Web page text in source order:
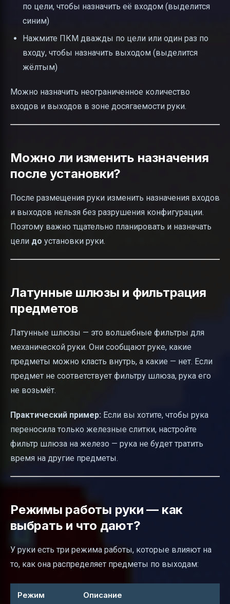
по цели, чтобы назначить её входом (выделится
синим)
Нажмите ПКМ дважды по цели или один раз по
входу, чтобы назначить выходом (выделится
жёлтым)
Можно назначить неограниченное количество
входов и выходов в зоне досягаемости руки.
Можно ли изменить назначения
после установки?
После размещения руки изменить назначения входов
и выходов нельзя без разрушения конфигурации.
Поэтому важно тщательно планировать и назначать
цели до установки руки.
Латунные шлюзы и фильтрация
предметов
Латунные шлюзы — это волшебные фильтры для
механической руки. Они сообщают руке, какие
предметы можно класть внутрь, а какие — нет. Если
предмет не соответствует фильтру шлюза, рука его
не возьмёт.
Практический пример: Если вы хотите, чтобы рука
переносила только железные слитки, настройте
фильтр шлюза на железо — рука не будет тратить
время на другие предметы.
Режимы работы руки — как
выбрать и что дают?
У руки есть три режима работы, которые влияют на
то, как она распределяет предметы по выходам:
Режим Описание